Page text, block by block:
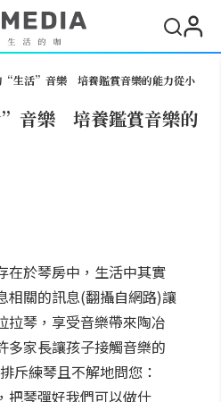
“生活”音樂 培養鑑賞音樂的能力從小
音樂 培養鑑賞音樂的
在於琴房中，生活中其實
相關的訊息(翻攝自網路)讓
拉琴，享受音樂帶來陶冶
多家長讓孩子接觸音樂的
斥練琴且不解地問您：
把琴彈好我們可以做什